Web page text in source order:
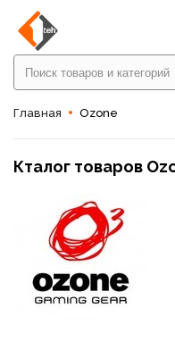
Главная Ozone
Кталог товаров